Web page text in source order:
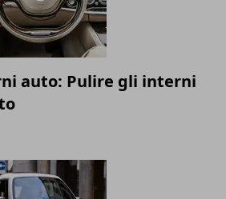
auto: Pulire gli interni